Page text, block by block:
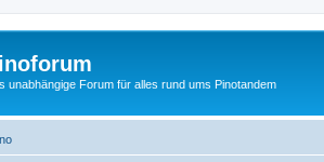
unabhängige Forum für alles rund ums Pinotandem